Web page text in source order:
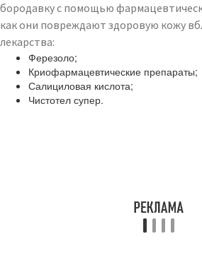
бородавку с помощью
как они повреждают здоровую кожу
лекарства:
Ферезоло;
Криофармацевтические препараты;
Салициловая кислота;
Чистотел супер.